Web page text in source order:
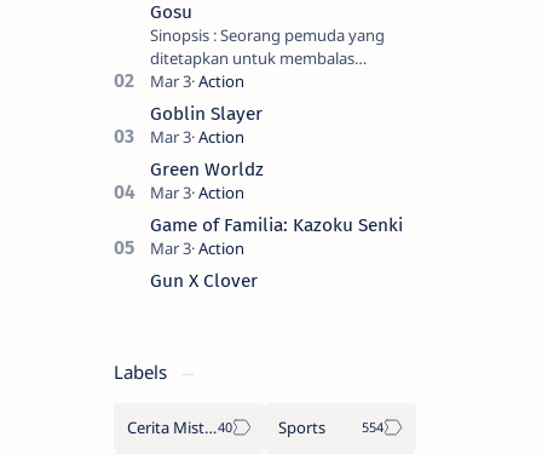
Gosu
Sinopsis : Seorang pemuda yang
ditetapkan untuk membalas
masternya, seorang seniman bela diri
kuat sekali yang dikhianati oleh anak
buahn…
Goblin Slayer
Green Worldz
Game of Familia: Kazoku Senki
Gun X Clover
Labels
Cerita Misteri Sports